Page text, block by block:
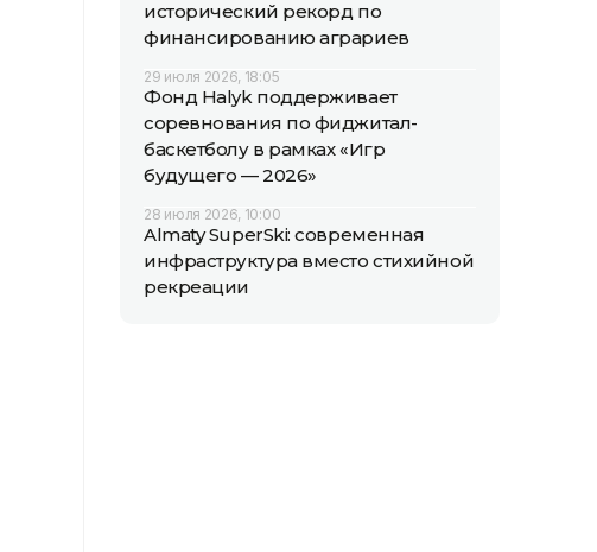
исторический рекорд по
финансированию аграриев
29 июля 2026, 18:05
Фонд Halyk поддерживает
соревнования по фиджитал-
баскетболу в рамках «Игр
будущего — 2026»
28 июля 2026, 10:00
Almaty SuperSki: современная
инфраструктура вместо стихийной
рекреации